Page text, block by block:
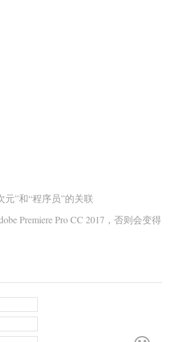
元”和“程序员”的关联
Premiere Pro CC 2017，否则会变得